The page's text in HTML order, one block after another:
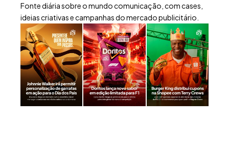
Fonte diária sobre o mundo comunicação, com cases,
ideias criativas e campanhas do mercado publicitário.